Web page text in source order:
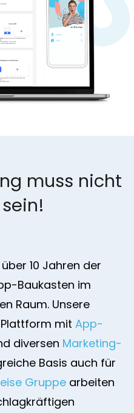
muss nicht
10 Jahren der
Baukasten im
Raum. Unsere
mit App-
diversen Marketing-
Basis auch für
Gruppe arbeiten